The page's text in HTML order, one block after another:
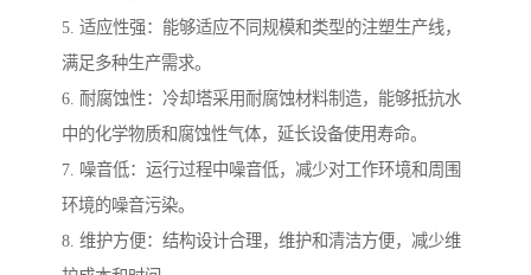
5. 适应性强：能够适应不同规模和类型的注塑生产线，
满足多种生产需求。
6. 耐腐蚀性：冷却塔采用耐腐蚀材料制造，能够抵抗水
中的化学物质和腐蚀性气体，延长设备使用寿命。
7. 噪音低：运行过程中噪音低，减少对工作环境和周围
环境的噪音污染。
8. 维护方便：结构设计合理，维护和清洁方便，减少维